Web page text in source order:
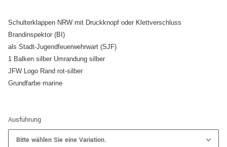
Schulterklappen NRW mit Druckknopf oder Klettverschluss
Brandinspektor (BI)
als Stadt-Jugendfeuerwehrwart (SJF)
1 Balken silber Umrandung silber
JFW Logo Rand rot-silber
Grundfarbe marine
Ausführung
Bitte wählen Sie eine Variation.